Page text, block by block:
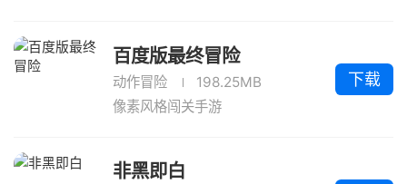
百度版最终冒险
动作冒险
198.25MB
像素风格闯关手游
下载
非黑即白